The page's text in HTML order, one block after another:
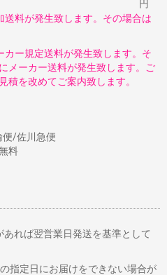
円
料が発生致します。その場合は
ー規定送料が発生致します。そ
メーカー送料が発生致します。ご
積を改めてご案内致します。
便/佐川急便
国一律無料
れば翌営業日発送を基準として
指定日にお届けをできない場合が